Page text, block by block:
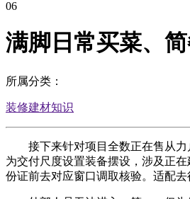
06
满脚日常买菜、
所属分类：
装修建材知识
接下来针对项目全数正在售从力
为交付尺度设置装备摆设，涉及正
份证前去对应窗口调取核验。适配去